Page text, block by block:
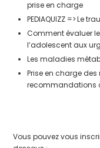
prise en charge
PEDIAQUIZZ => Le
Comment évaluer
l’adolescent aux
Les maladies
Prise en charge
recommandations
Vous pouvez vous